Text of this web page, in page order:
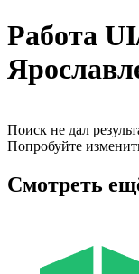
Работа
Поиск не дал
Попробуйте
Смотреть